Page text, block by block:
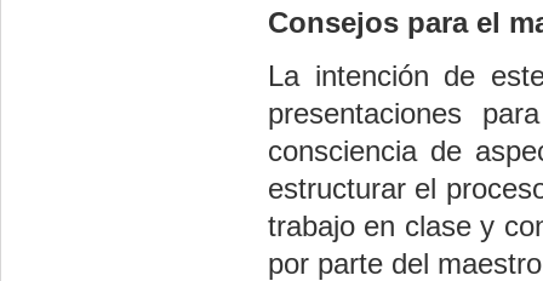
Consejos para el
La intención de
presentaciones
consciencia de
estructurar el
trabajo en clase y
por parte del